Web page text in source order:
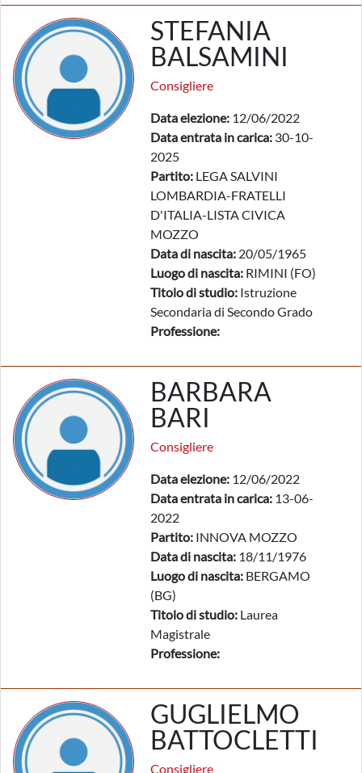
STEFANIA
BALSAMINI
Consigliere
Data elezione: 12/06/2022
Data entrata in carica: 30-10-
2025
Partito: LEGA SALVINI
LOMBARDIA-FRATELLI
D'ITALIA-LISTA CIVICA
MOZZO
Data di nascita: 20/05/1965
Luogo di nascita: RIMINI (FO)
Titolo di studio: Istruzione
Secondaria di Secondo Grado
Professione:
BARBARA
BARI
Consigliere
Data elezione: 12/06/2022
Data entrata in carica: 13-06-
2022
Partito: INNOVA MOZZO
Data di nascita: 18/11/1976
Luogo di nascita: BERGAMO
(BG)
Titolo di studio: Laurea
Magistrale
Professione:
GUGLIELMO
BATTOCLETTI
Consigliere